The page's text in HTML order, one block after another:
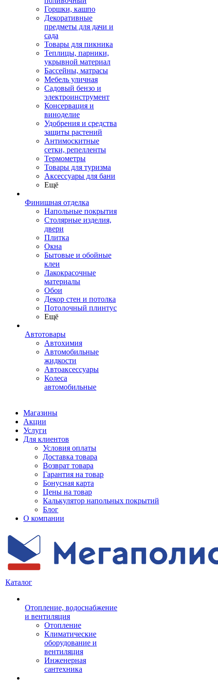
Горшки, кашпо
Декоративные
предметы для дачи и
сада
Товары для пикника
Теплицы, парники,
укрывной материал
Бассейны, матрасы
Мебель уличная
Садовый бензо и
электроинструмент
Консервация и
виноделие
Удобрения и средства
защиты растений
Антимоскитные
сетки, репелленты
Термометры
Товары для туризма
Аксессуары для бани
Ещё
Финишная отделка
Напольные покрытия
Столярные изделия,
двери
Плитка
Окна
Бытовые и обойные
клеи
Лакокрасочные
материалы
Обои
Декор стен и потолка
Потолочный плинтус
Ещё
Автотовары
Автохимия
Автомобильные
жидкости
Автоаксессуары
Колеса
автомобильные
Магазины
Акции
Услуги
Для клиентов
Условия оплаты
Доставка товара
Возврат товара
Гарантия на товар
Бонусная карта
Цены на товар
Калькулятор напольных покрытий
Блог
О компании
Каталог
Отопление, водоснабжение
и вентиляция
Отопление
Климатические
оборудование и
вентиляция
Инженерная
сантехника